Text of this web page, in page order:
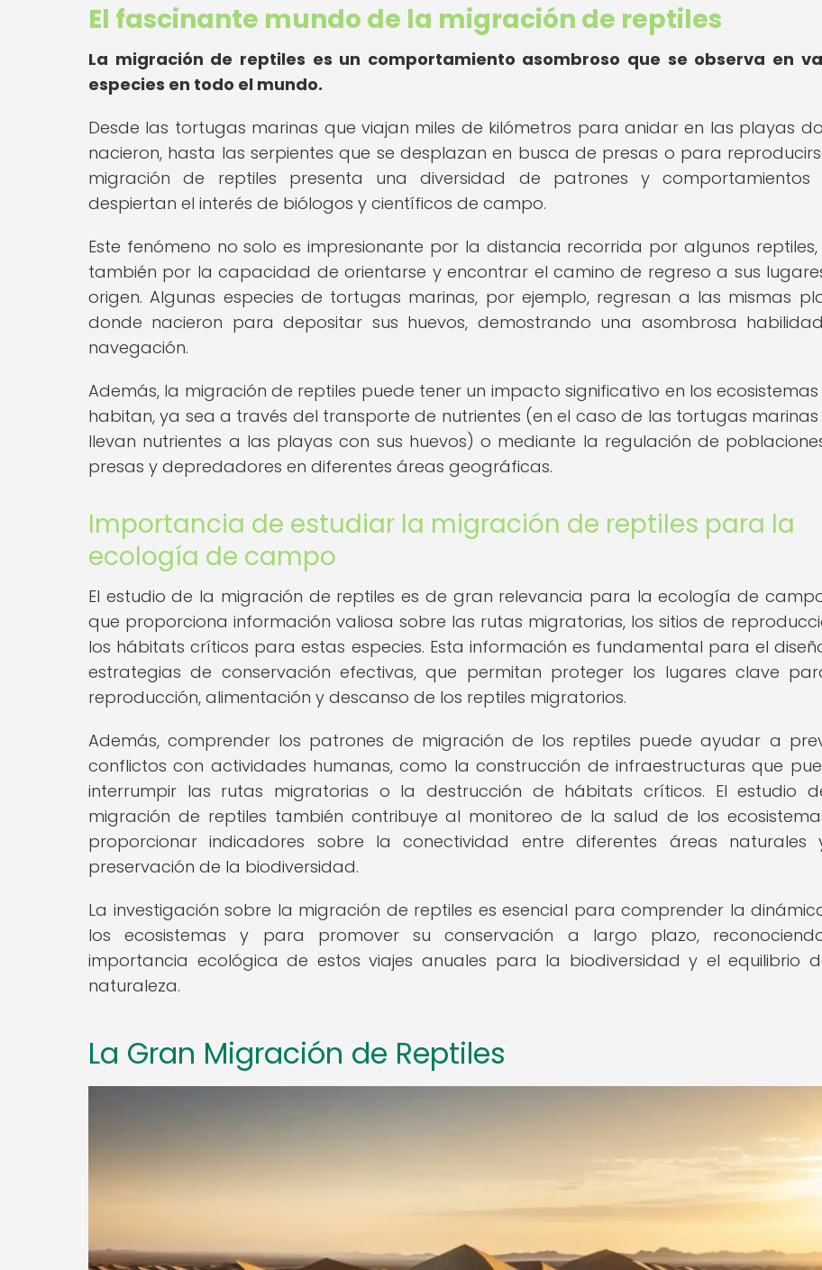
El fascinante mundo de la migración de reptiles
La migración de reptiles es un comportamiento asombroso que se observa en
especies en todo el mundo.
Desde las tortugas marinas que viajan miles de kilómetros para anidar en las playas
nacieron, hasta las serpientes que se desplazan en busca de presas o para
migración de reptiles presenta una diversidad de patrones y comportamientos
despiertan el interés de biólogos y científicos de campo.
Este fenómeno no solo es impresionante por la distancia recorrida por algunos reptiles,
también por la capacidad de orientarse y encontrar el camino de regreso a sus
origen. Algunas especies de tortugas marinas, por ejemplo, regresan a las mismas
donde nacieron para depositar sus huevos, demostrando una asombrosa
navegación.
Además, la migración de reptiles puede tener un impacto significativo en los
habitan, ya sea a través del transporte de nutrientes (en el caso de las tortugas
llevan nutrientes a las playas con sus huevos) o mediante la regulación de
presas y depredadores en diferentes áreas geográficas.
Importancia de estudiar la migración de reptiles para la
ecología de campo
El estudio de la migración de reptiles es de gran relevancia para la ecología de
que proporciona información valiosa sobre las rutas migratorias, los sitios de
los hábitats críticos para estas especies. Esta información es fundamental para el
estrategias de conservación efectivas, que permitan proteger los lugares clave
reproducción, alimentación y descanso de los reptiles migratorios.
Además, comprender los patrones de migración de los reptiles puede ayudar a
conflictos con actividades humanas, como la construcción de infraestructuras que
interrumpir las rutas migratorias o la destrucción de hábitats críticos. El estudio
migración de reptiles también contribuye al monitoreo de la salud de los
proporcionar indicadores sobre la conectividad entre diferentes áreas naturales
preservación de la biodiversidad.
La investigación sobre la migración de reptiles es esencial para comprender la
los ecosistemas y para promover su conservación a largo plazo,
importancia ecológica de estos viajes anuales para la biodiversidad y el equilibrio
naturaleza.
La Gran Migración de Reptiles